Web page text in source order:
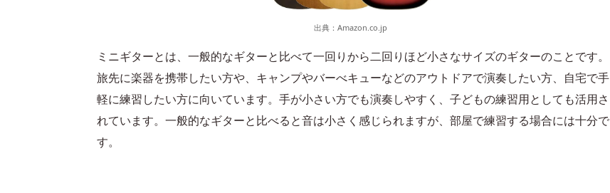
出典： Amazon.co.jp
ミニギターとは、一般的なギターと比べて一回りから二回りほど小さなサイズのギターのことです。
旅先に楽器を携帯したい方や、キャンプやバーべキューなどのアウトドアで演奏したい方、自宅で手
軽に練習したい方に向いています。手が小さい方でも演奏しやすく、子どもの練習用としても活用さ
れています。一般的なギターと比べると音は小さく感じられますが、部屋で練習する場合には十分で
す。